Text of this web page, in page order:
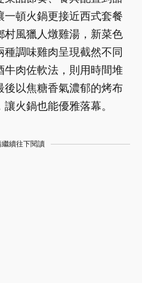
頓火鍋更接近西式套餐
村風獵人燉雞湯，新菜色
種調味雞肉呈現截然不同
肉佐軟法，則用時間堆
以焦糖香氣濃郁的烤布
火鍋也能優雅落幕。
續往下閱讀